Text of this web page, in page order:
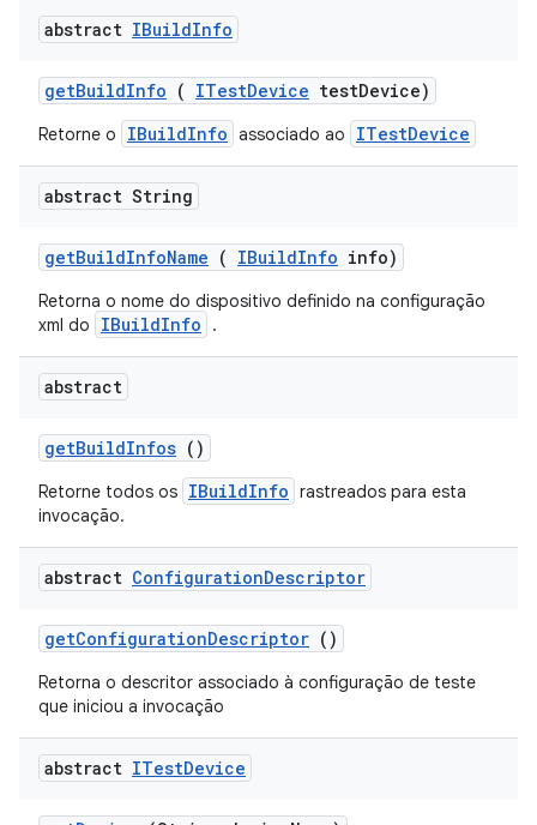
abstract IBuildInfo
getBuildInfo ( ITestDevice testDevice)
Retorne o IBuildInfo associado ao ITestDevice
abstract String
getBuildInfoName ( IBuildInfo info)
Retorna o nome do dispositivo definido na configuração
xml do
IBuildInfo .
abstract
getBuildInfos ()
Retorne todos os IBuildInfo rastreados para esta
invocação.
abstract ConfigurationDescriptor
getConfigurationDescriptor ()
Retorna o descritor associado à configuração de teste
que iniciou a invocação
abstract ITestDevice